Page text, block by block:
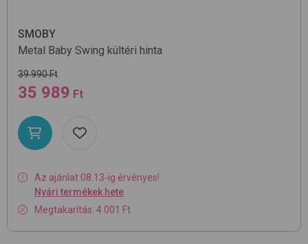
SMOBY
Metal Baby Swing kültéri hinta
39 990 Ft
35 989 Ft
Az ajánlat 08.13-ig érvényes!
Nyári termékek hete
Megtakarítás: 4 001 Ft